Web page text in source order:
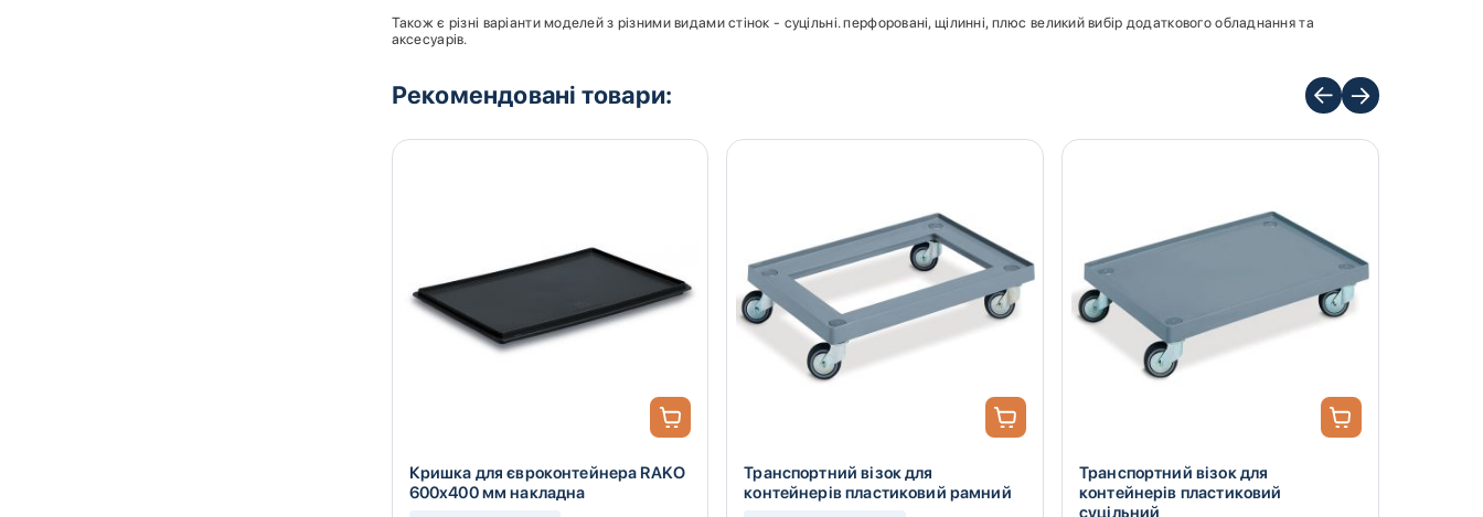
Також є різні варіанти моделей з різними видами стінок - суцільні. перфоровані, щілинні, плюс великий вибір додаткового обладнання та
аксесуарів.
Рекомендовані товари:
Кришка для євроконтейнера RAKO
600х400 мм накладна
Транспортний візок для
контейнерів пластиковий рамний
Транспортний візок для
контейнерів пластиковий
суцільний